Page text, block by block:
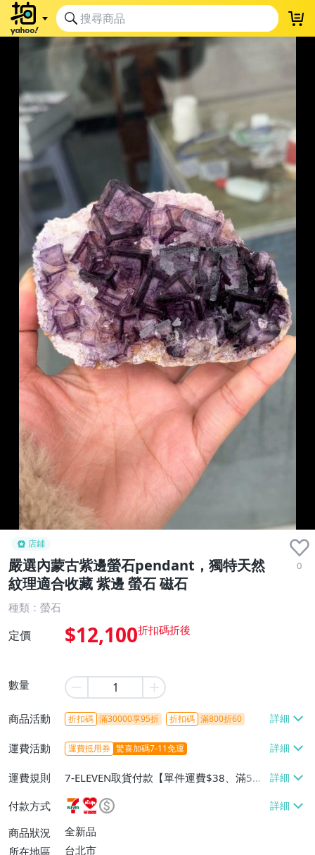
店鋪
嚴選內蒙古紫邊螢石pendant，獨特天然
紋理適合收藏 紫邊 螢石 磁石
0
種類：螢石
定價 $12,100
數量
商品活動 折扣碼 滿30000享95折 折扣碼 滿800折60
運費活動 運費抵用券 驚喜加碼7-11免運
運費規則
7-ELEVEN取貨付款【單件運費$38、滿5件
或消費滿$1298免運費】、7-ELEVEN取貨
不付款【免運費】、萊爾富取貨付款【單件
運費$60、滿5件或消費滿$1298免運
費】、宅配/貨運【單件運費$120、滿5件
付款方式
商品狀況
全新品
所在地區
台北市